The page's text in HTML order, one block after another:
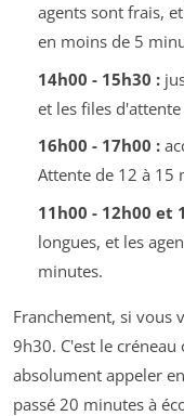
agents sont frais,
en moins de 5
14h00 - 15h30 :
et les files
16h00 - 17h00 :
Attente de 12 à 15
11h00 - 12h00 et
longues, et les
minutes.
Franchement, si vous
9h30. C'est le
absolument appeler
passé 20 minutes à